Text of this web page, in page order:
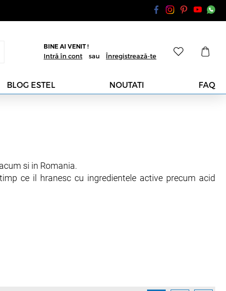
BINE AI VENIT !
Intră în cont sau Înregistrează-te
BLOG ESTEL NOUTATI FAQ
si in Romania.
ce il hranesc cu ingredientele active precum acid